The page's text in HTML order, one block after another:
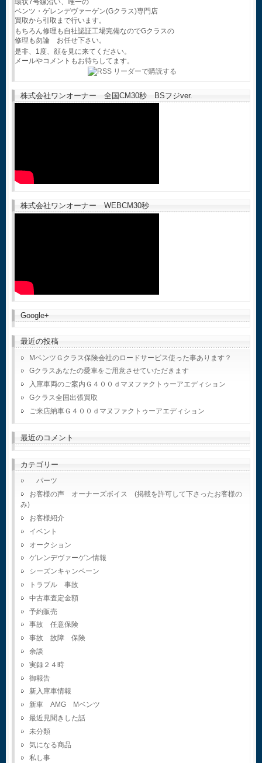
ベンツ・ゲレンデヴァーゲン(Gクラス)専門店
買取から引取まで行います。
もちろん修理も自社認証工場完備なのでGクラスの
修理も勿論 お任せ下さい。
是非、1度、顔を見に来てください。
メールやコメントもお待ちしてます。
株式会社ワンオーナー 全国CM30秒 BSフジver.
株式会社ワンオーナー WEBCM30秒
Google+
最近の投稿
MベンツＧクラス保険会社のロードサービス使った事あります？
Gクラスあなたの愛車をご用意させていただきます
入庫車両のご案内Ｇ４００ｄマヌファクトゥーアエディション
Gクラス全国出張買取
ご来店納車Ｇ４００ｄマヌファクトゥーアエディション
最近のコメント
カテゴリー
パーツ
お客様の声 オーナーズボイス (掲載を許可して下さったお客様の
み)
お客様紹介
イベント
オークション
ゲレンデヴァーゲン情報
シーズンキャンペーン
トラブル 事故
中古車査定金額
予約販売
事故 任意保険
事故 故障 保険
余談
実録２４時
御報告
新入庫車情報
新車 AMG Mベンツ
最近見聞きした話
未分類
気になる商品
私し事